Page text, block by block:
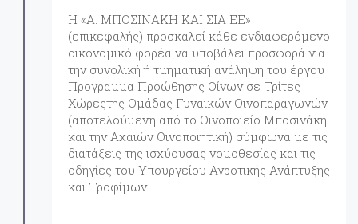
Η «Α. ΜΠΟΣΙΝΑΚΗ ΚΑΙ ΣΙΑ ΕΕ»
(επικεφαλής) προσκαλεί κάθε ενδιαφερόμενο
οικονομικό φορέα να υποβάλει προσφορά για
την συνολική ή τμηματική ανάληψη του έργου
Προγραμμα Προώθησης Οίνων σε Τρίτες
Χώρεςτης Ομάδας Γυναικών Οινοπαραγωγών
(αποτελούμενη από το Οινοποιείο Μποσινάκη
και την Αχαιών Οινοποιητική) σύμφωνα με τις
διατάξεις της ισχύουσας νομοθεσίας και τις
οδηγίες του Υπουργείου Αγροτικής Ανάπτυξης
και Τροφίμων.